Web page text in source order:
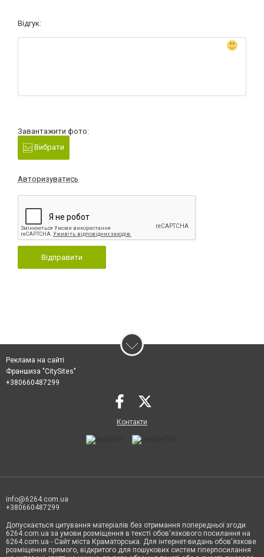
Відгук:
Завантажити фото:
Вибрати
Авторизуватись
Відправити
Реклама на сайті
Франшиза "CitySites"
+380660487299
Контакти
info@6264.com.ua
+380660487299
Допускається цитування матеріалів без отримання попередньої згоди
6264.com.ua за умови розміщення в тексті обов'язкового посилання на
6264.com.ua - Сайт міста Краматорська. Для інтернет-видань обов'язкове
розміщення прямого, відкритого для пошукових систем гіперпосилання